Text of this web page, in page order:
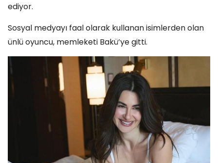
ediyor.
Sosyal medyayı faal olarak kullanan isimlerden olan
ünlü oyuncu, memleketi Bakü’ye gitti.